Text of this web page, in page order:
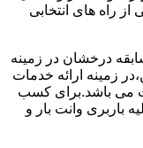
راه های انتخابی
درخشان در زمینه
زمینه ارائه خدمات
می باشد.برای کسب
باربری وانت بار و